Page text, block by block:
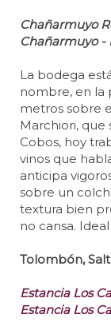
Chañarmuyo
Chañarmuyo -
La bodega
nombre, en la
metros sobre
Marchiori, que
Cobos, hoy
vinos que
anticipa
sobre un
textura bien
no cansa.
Tolombón,
Estancia Los
Estancia Los